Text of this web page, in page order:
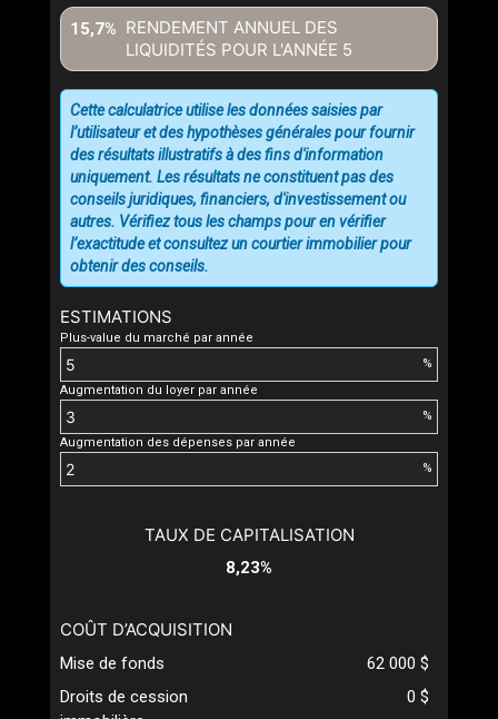
RENDEMENT ANNUEL DES
LIQUIDITÉS POUR L'ANNÉE 5
15,7%
ESTIMATIONS
Plus-value du marché par année
%
Augmentation du loyer par année
%
Augmentation des dépenses par année
%
Cette calculatrice utilise les données saisies par
l’utilisateur et des hypothèses générales pour fournir
des résultats illustratifs à des fins d'information
uniquement. Les résultats ne constituent pas des
conseils juridiques, financiers, d'investissement ou
autres. Vérifiez tous les champs pour en vérifier
l’exactitude et consultez un courtier immobilier pour
obtenir des conseils.
TAUX DE CAPITALISATION
8,23%
COÛT D’ACQUISITION
Mise de fonds
62 000 $
Droits de cession
0 $